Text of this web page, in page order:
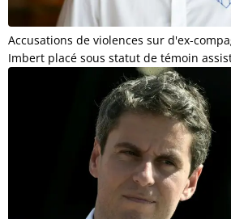
Accusations de violences sur d'ex-
Imbert placé sous statut de témoin